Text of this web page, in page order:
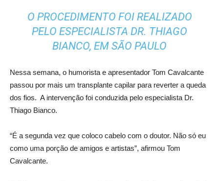
O PROCEDIMENTO FOI REALIZADO
PELO ESPECIALISTA DR. THIAGO
BIANCO, EM SÃO PAULO
Nessa semana, o humorista e apresentador Tom Cavalcante
passou por mais um transplante capilar para reverter a queda
dos fios. A intervenção foi conduzida pelo especialista Dr.
Thiago Bianco.
“É a segunda vez que coloco cabelo com o doutor. Não só eu
como uma porção de amigos e artistas”, afirmou Tom
Cavalcante.